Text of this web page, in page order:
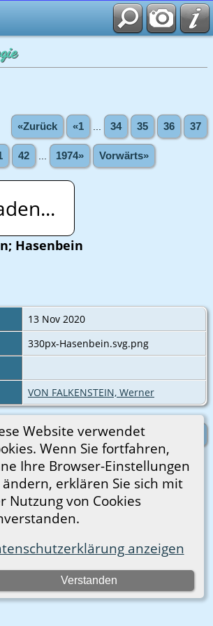
Website verwendet
Wenn Sie fortfahren,
Ihre Browser-Einstellungen
ändern, erklären Sie sich mit
Nutzung von Cookies
anzeigen
Verstanden
«Zurück «1 34 35 36 37
42 1974» Vorwärts»
Hasenbein
13 Nov 2020
330px-Hasenbein.svg.png
VON FALKENSTEIN, Werner
«Zurück «1 ... 34 35
42 ... 1974» Vorwärts»
von Darrin Lythgoe © 2001-2026.
Desktop-Webseite wechseln